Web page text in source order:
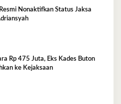
Nonaktifkan Status Jaksa
Rp 475 Juta, Eks Kades Buton
ke Kejaksaan